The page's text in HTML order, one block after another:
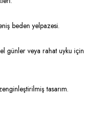
beden yelpazesi.
günler veya rahat uyku için
tasarım.